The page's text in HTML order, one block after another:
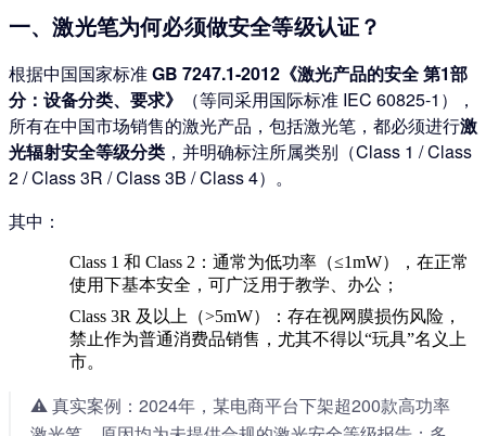
一、激光笔为何必须做安全等级认证？
根据中国国家标准GB 7247.1-2012《激光产品的安全 第1部
分：设备分类、要求》
（等同采用国际标准 IEC 60825-1），
所有在中国市场销售的激光产品，包括激光笔，都必须进行激
光辐射安全等级分类 ，并明确标注所属类别（Class 1 / Class
2 / Class 3R / Class 3B / Class 4）。
其中：
Class 1 和 Class 2 ：通常为低功率（≤1mW），在正常
使用下基本安全，可广泛用于教学、办公；
Class 3R 及以上
（>5mW）：存在视网膜损伤风险，
禁止作为普通消费品销售 ，尤其不得以“玩具”名义上
市。
⚠️ 真实案例：2024年，某电商平台下架超200款高功率